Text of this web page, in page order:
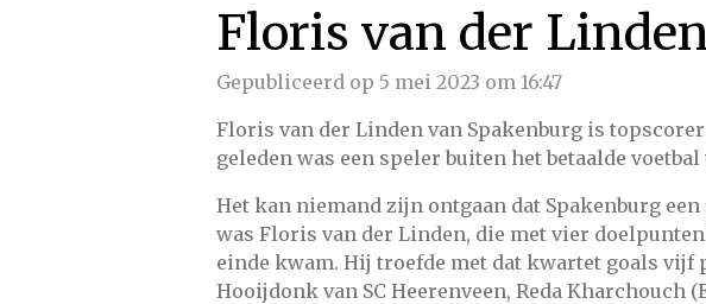
Floris van der
Gepubliceerd op 5 mei 2023 om 16:47
Floris van der Linden van Spakenburg is
geleden was een speler buiten het betaalde
Het kan niemand zijn ontgaan dat Spakenburg
was Floris van der Linden, die met vier
einde kwam. Hij troefde met dat kwartet goals vijf
Hooijdonk van SC Heerenveen, Reda Kharchouch